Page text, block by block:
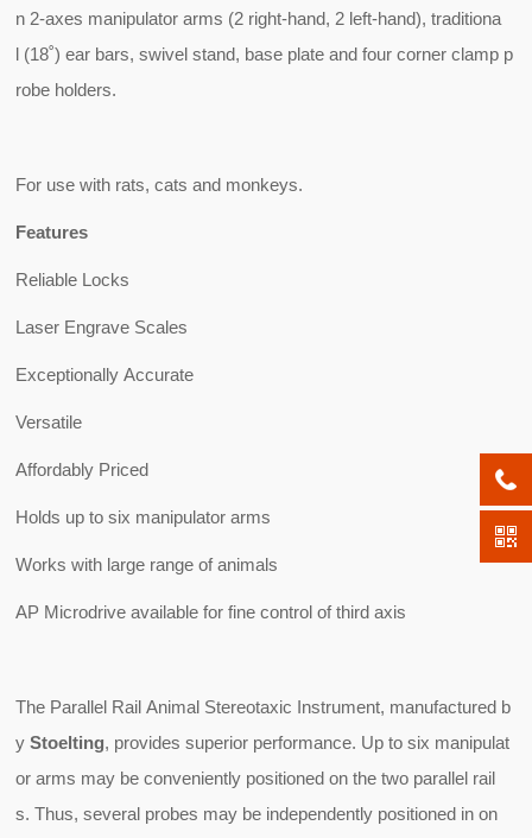
n 2-axes manipulator arms (2 right-hand, 2 left-hand), traditiona
l (18˚) ear bars, swivel stand, base plate and four corner clamp p
robe holders.
For use with rats, cats and monkeys.
Features
Reliable Locks
Laser Engrave Scales
Exceptionally Accurate
Versatile
Affordably Priced
Holds up to six manipulator arms
Works with large range of animals
AP Microdrive available for fine control of third axis
The Parallel Rail Animal Stereotaxic Instrument, manufactured b
yStoelting, provides superior performance. Up to six manipulat
or arms may be conveniently positioned on the two parallel rail
s. Thus, several probes may be independently positioned in on